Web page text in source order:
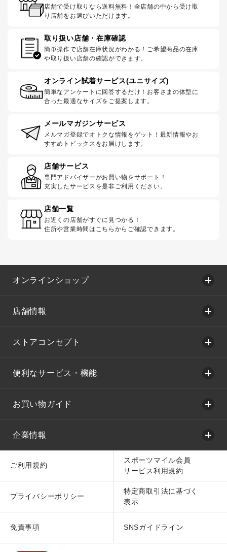
店舗で受け取りなら送料無料！全店舗の中から受け取
り店舗をお選びいただけます。
取り扱い店舗・在庫確認
簡単操作で店舗在庫状況がわかる！ご希望商品の在庫
や取り扱い店舗の確認ができます。
オンライン試着サービス(ユニサイズ)
簡単なアンケートに回答するだけ！お客さまの体型に
合った最適なサイズをご提案します。
メールマガジンサービス
メルマガ登録でオトクな情報をゲット！最新情報やお
すすめトピックスをお届けします。
店舗サービス
専門アドバイザーがお買い物をサポート！
充実したサービスを是非ご利用ください。
店舗一覧
お近くの店舗がすぐに見つかる！
住所や営業時間はこちらからご確認できます。
オンラインショップ
店舗情報
ストアコンセプト
便利なサービス・機能
お買い物ガイド
企業情報
ご利用規約
スポーツマイル会員
サービス利用規約
プライバシーポリシー
特定商取引法に基づく
表示
免責事項 SNSガイドライン